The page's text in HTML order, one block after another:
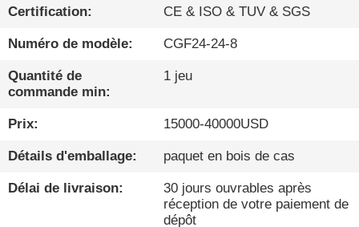
VISITE
QUALITÉ
Certification: CE & ISO & TUV & SGS
Numéro de modèle: CGF24-24-8
Quantité de
commande min:
1 jeu
Prix: 15000-40000USD
Détails d'emballage: paquet en bois de cas
Délai de livraison:
30 jours ouvrables après
réception de votre paiement de
dépôt